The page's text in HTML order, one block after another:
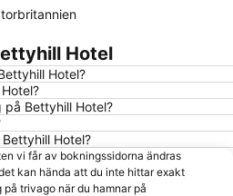
Hotel
Hotel?
Bettyhill Hotel?
Hotel?
vi får av bokningssidorna ändras
kan hända att du inte hittar exakt
trivago när du hamnar på